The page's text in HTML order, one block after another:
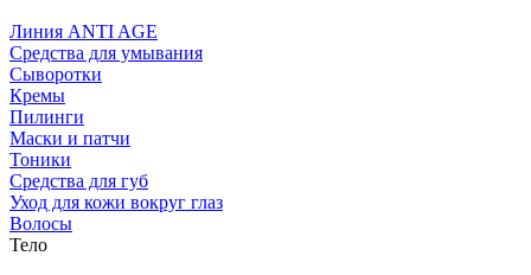
Линия ANTI AGE
Средства для умывания
Сыворотки
Кремы
Пилинги
Маски и патчи
Тоники
Средства для губ
Уход для кожи вокруг глаз
Волосы
Тело